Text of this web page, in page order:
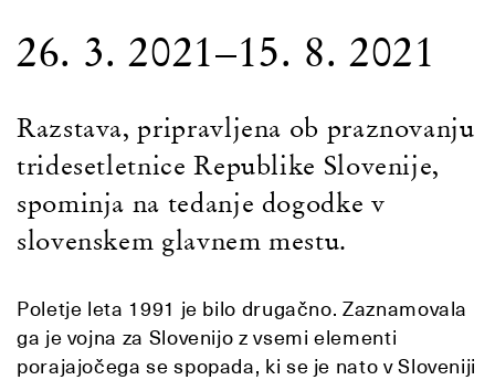
26. 3. 2021–15. 8. 2021
Razstava, pripravljena ob praznovanju
tridesetletnice Republike Slovenije,
spominja na tedanje dogodke v
slovenskem glavnem mestu.
Poletje leta 1991 je bilo drugačno. Zaznamovala
ga je vojna za Slovenijo z vsemi elementi
porajajočega se spopada, ki se je nato v Sloveniji